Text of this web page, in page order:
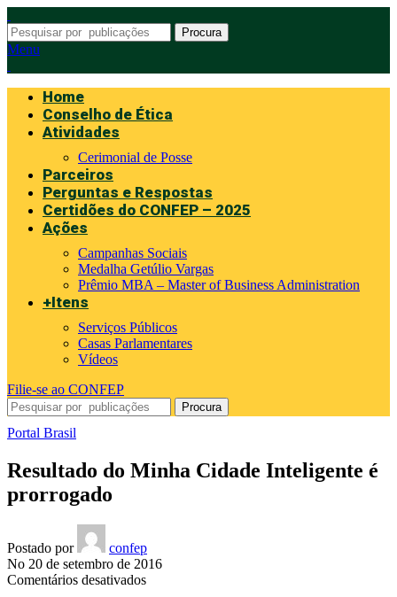
Procura
Menu
Home
Conselho de Ética
Atividades
Cerimonial de Posse
Parceiros
Perguntas e Respostas
Certidões do CONFEP – 2025
Ações
Campanhas Sociais
Medalha Getúlio Vargas
Prêmio MBA – Master of Business Administration
+Itens
Serviços Públicos
Casas Parlamentares
Vídeos
Filie-se ao CONFEP
Procura
Portal Brasil
Resultado do Minha Cidade Inteligente é
prorrogado
Postado por
confep
No 20 de setembro de 2016
Comentários desativadosem